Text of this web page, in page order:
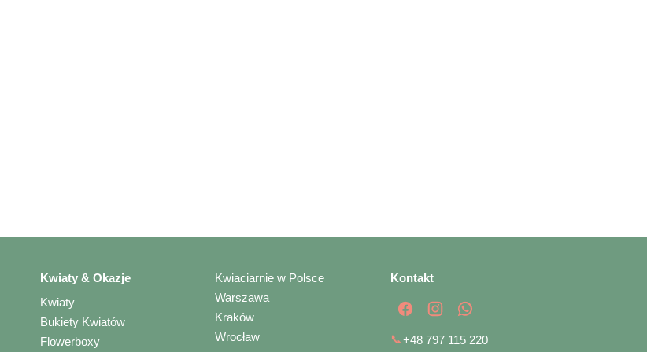
Kwiaty & Okazje
Kwiaty
Bukiety Kwiatów
Flowerboxy
Kwiaciarnie w Polsce
Warszawa
Kraków
Wrocław
Kontakt
📞+48 797 115 220